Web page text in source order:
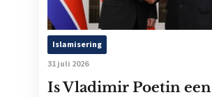
Islamisering
31 juli 2026
Is Vladimir Poetin een